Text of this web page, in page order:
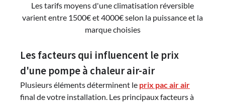
Les tarifs moyens d'une climatisation réversible
varient entre 1500€ et 4000€ selon la puissance et la
marque choisies
Les facteurs qui influencent le prix
d'une pompe à chaleur air-air
Plusieurs éléments déterminent le prix pac air air
final de votre installation. Les principaux facteurs à